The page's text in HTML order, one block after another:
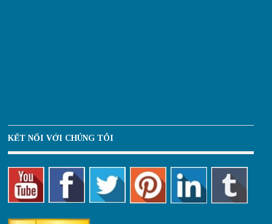
KẾT NỐI VỚI CHÚNG TÔI